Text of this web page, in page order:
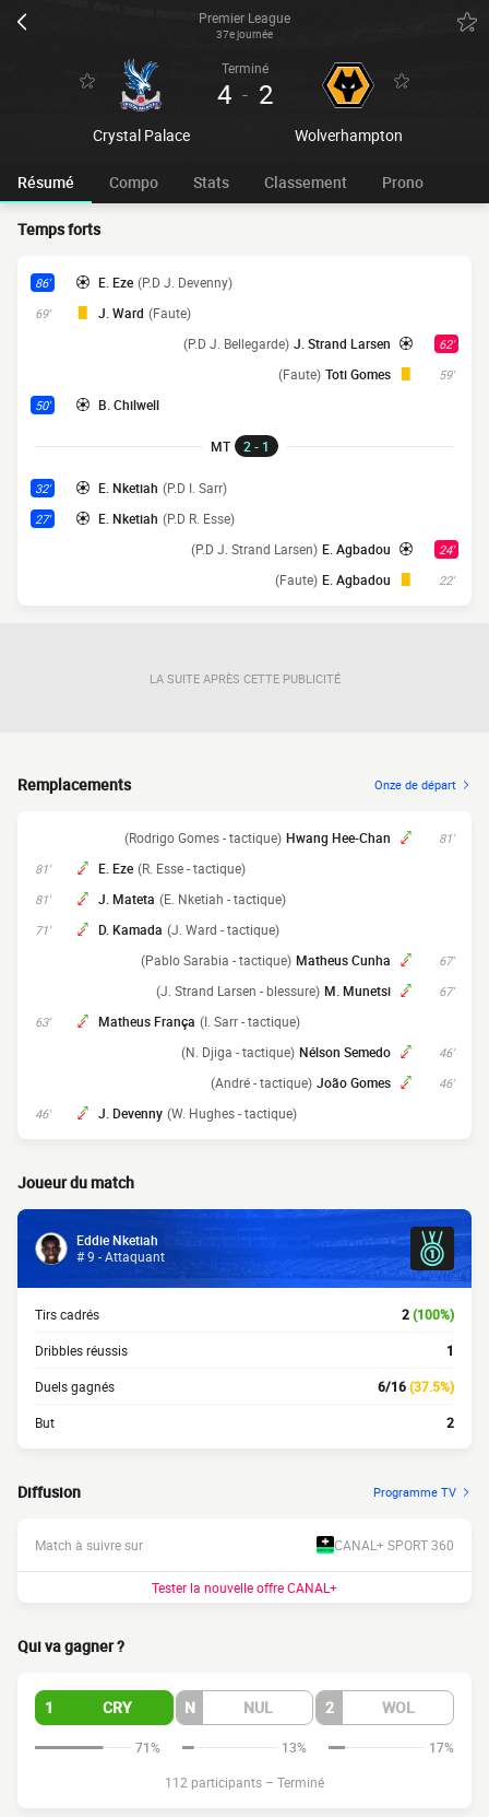
Premier League
37e journée
Crystal Palace
Terminé
4 - 2
Wolverhampton
Résumé Compo Stats Classement Prono
Temps forts
86' E. Eze (P.D J. Devenny)
69' J. Ward (Faute)
62'
J. Strand Larsen
(P.D J. Bellegarde)
59'
Toti Gomes
(Faute)
50' B. Chilwell
MT 2 - 1
32' E. Nketiah (P.D I. Sarr)
27' E. Nketiah (P.D R. Esse)
24'
E. Agbadou
(P.D J. Strand Larsen)
22'
E. Agbadou
(Faute)
LA SUITE APRÈS CETTE PUBLICITÉ
Remplacements Onze de départ
81'
Hwang Hee-Chan
(Rodrigo Gomes - tactique)
81' E. Eze (R. Esse - tactique)
81' J. Mateta (E. Nketiah - tactique)
71' D. Kamada (J. Ward - tactique)
67'
Matheus Cunha
(Pablo Sarabia - tactique)
67'
M. Munetsi
(J. Strand Larsen - blessure)
63' Matheus França (I. Sarr - tactique)
46'
Nélson Semedo
(N. Djiga - tactique)
46'
João Gomes
(André - tactique)
46' J. Devenny (W. Hughes - tactique)
Joueur du match
Eddie Nketiah
# 9 - Attaquant
Tirs cadrés 2(100%)
Dribbles réussis 1
Duels gagnés 6/16(37.5%)
But 2
Diffusion Programme TV
Match à suivre sur CANAL+ SPORT 360
Tester la nouvelle offre CANAL+
Qui va gagner ?
1 CRY N NUL 2 WOL
71% 13%
17%
112 participants – Terminé